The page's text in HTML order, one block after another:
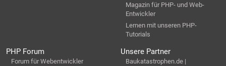
Magazin für PHP- und Web-
Entwickler
Lernen mit unseren PHP-
Tutorials
PHP Forum
Forum für Webentwickler
Unsere Partner
Baukatastrophen.de |